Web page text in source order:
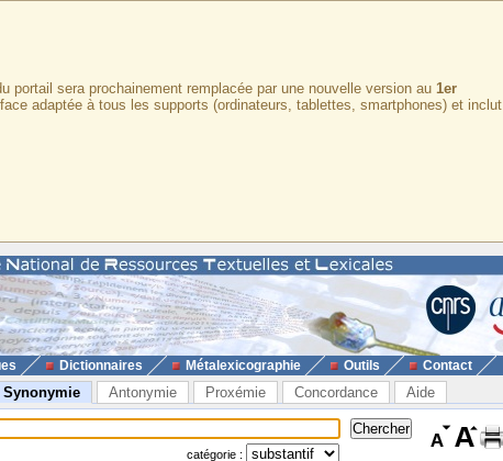
sera prochainement remplacée par une nouvelle version au 1er
adaptée à tous les supports (ordinateurs, tablettes, smartphones) et inclut
Dictionnaires Métalexicographie Outils Contact
Synonymie Antonymie Proxémie Concordance Aide
catégorie :